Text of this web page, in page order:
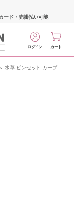
ード・売掛払い可能
ログイン カート
水草 ピンセット カーブ